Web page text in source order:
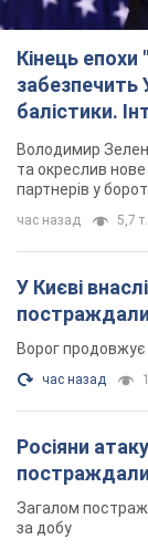
Кінець
забезпечить
балістики.
Володимир
та окреслив
партнерів у
час назад 5,7 т.
У Києві
Ворог продовжує
час назад
Росіяни
Загалом
за добу